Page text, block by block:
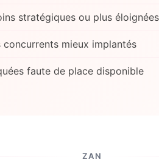
stratégiques ou plus éloignées
mieux implantés
faute de place disponible
ZAN